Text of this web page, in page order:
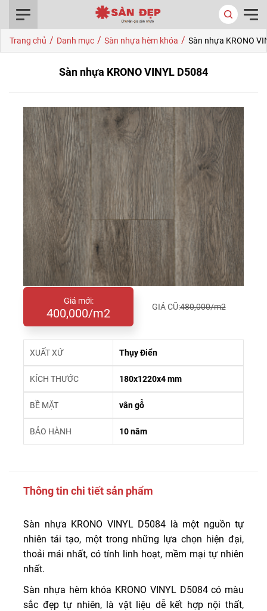
Trang chủ / Danh mục / Sàn nhựa hèm khóa / Sàn nhựa KRONO
Sàn nhựa KRONO VINYL D5084
Giá mới:
400,000/m2 GIÁ CŨ:480,000/m2
XUẤT XỨ Thụy Điển
KÍCH THƯỚC 180x1220x4 mm
BỀ MẶT vân gỗ
BẢO HÀNH 10 năm
Thông tin chi tiết sản phẩm
Sàn nhựa KRONO VINYL D5084 là một nguồn tự
nhiên tái tạo, một trong những lựa chọn hiện đại,
thoải mái nhất, có tính linh hoạt, mềm mại tự nhiên
nhất.
Sàn nhựa hèm khóa KRONO VINYL D5084 có màu
sắc đẹp tự nhiên, là vật liệu dễ kết hợp nội thất,